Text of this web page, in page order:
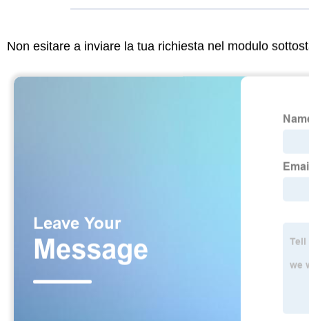
Non esitare a inviare la tua richiesta nel modulo